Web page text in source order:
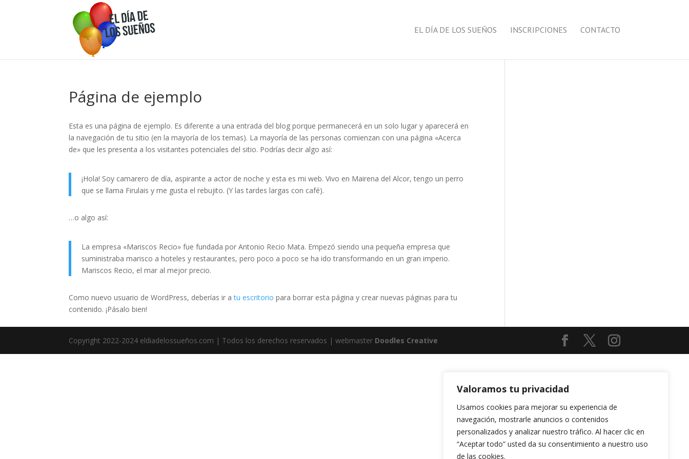
Valoramos tu privacidad
Usamos cookies para mejorar su experiencia de
navegación, mostrarle anuncios o contenidos
personalizados y analizar nuestro tráfico. Al hacer clic en
“Aceptar todo” usted da su consentimiento a nuestro uso
de las cookies.
EL DÍA DE LOS SUEÑOS INSCRIPCIONES CONTACTO
Página de ejemplo
Esta es una página de ejemplo. Es diferente a una entrada del blog porque permanecerá en un solo lugar y aparecerá en
la navegación de tu sitio (en la mayoría de los temas). La mayoría de las personas comienzan con una página «Acerca
de» que les presenta a los visitantes potenciales del sitio. Podrías decir algo así:
¡Hola! Soy camarero de día, aspirante a actor de noche y esta es mi web. Vivo en Mairena del Alcor, tengo un perro
que se llama Firulais y me gusta el rebujito. (Y las tardes largas con café).
…o algo así:
La empresa «Mariscos Recio» fue fundada por Antonio Recio Mata. Empezó siendo una pequeña empresa que
suministraba marisco a hoteles y restaurantes, pero poco a poco se ha ido transformando en un gran imperio.
Mariscos Recio, el mar al mejor precio.
Como nuevo usuario de WordPress, deberías ir atu escritorio para borrar esta página y crear nuevas páginas para tu
contenido. ¡Pásalo bien!
Copyright 2022-2024 eldiadelossueños.com | Todos los derechos reservados | webmaster Doodles Creative